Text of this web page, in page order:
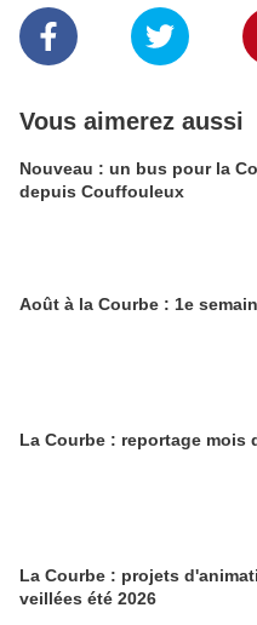
Vous aimerez aussi
Nouveau : un bus pour la
depuis Couffouleux
Août à la Courbe : 1e
La Courbe : reportage mois
La Courbe : projets
veillées été 2026